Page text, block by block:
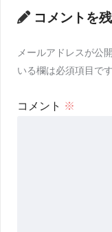
コメントを
メールアドレスが公
いる欄は必須項目です
コメント ※